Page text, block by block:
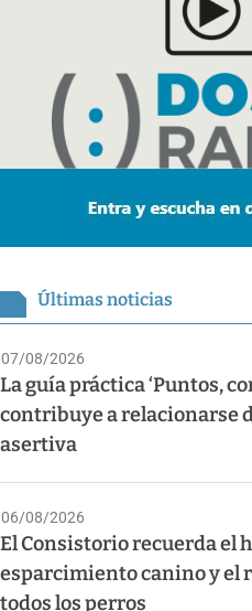
Últimas noticias
07/08/2026
La guía práctica ‘Puntos,
contribuye a relacionarse
asertiva
06/08/2026
El Consistorio recuerda el
esparcimiento canino y el
todos los perros